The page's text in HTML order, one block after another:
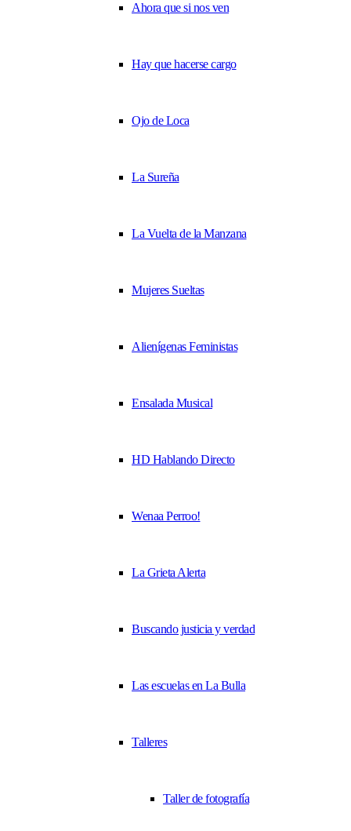
Ahora que si nos ven
Hay que hacerse cargo
Ojo de Loca
La Sureña
La Vuelta de la Manzana
Mujeres Sueltas
Alienígenas Feministas
Ensalada Musical
HD Hablando Directo
Wenaa Perroo!
La Grieta Alerta
Buscando justicia y verdad
Las escuelas en La Bulla
Talleres
Taller de fotografía